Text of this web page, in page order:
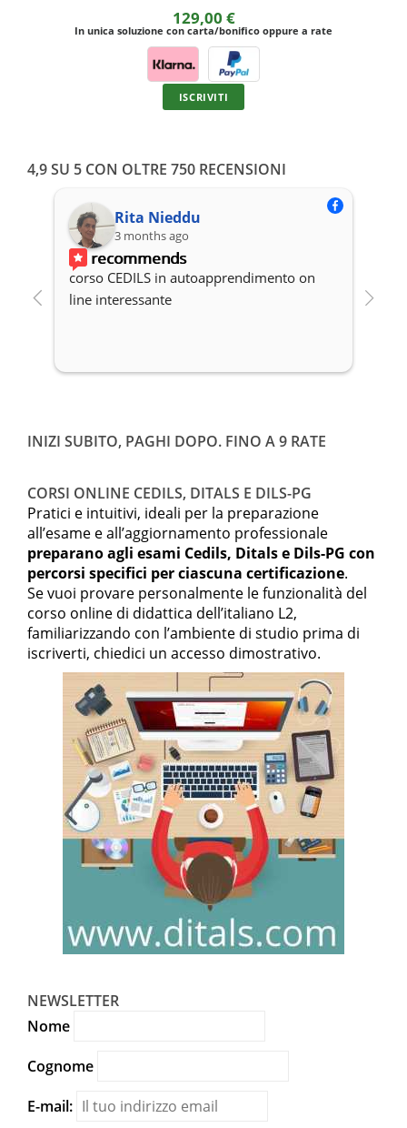
oppure a rate In unica soluzione con carta/bonifico oppure
4,9 SU 5 CON OLTRE 750 RECENSIONI
Rita Nieddu
3 months ago
recommends
corso CEDILS in autoapprendimento on
line interessante
INIZI SUBITO, PAGHI DOPO. FINO A 9 RATE
CORSI ONLINE CEDILS, DITALS E DILS-PG
Pratici e intuitivi, ideali per la preparazione
all’esame e all’aggiornamento professionale
preparano agli esami Cedils, Ditals e Dils-PG con
percorsi specifici per ciascuna certificazione.
Se vuoi provare personalmente le funzionalità del
corso online di didattica dell’italiano L2,
familiarizzando con l’ambiente di studio prima di
iscriverti, chiedici un accesso dimostrativo.
NEWSLETTER
Nome
Cognome
E-mail: